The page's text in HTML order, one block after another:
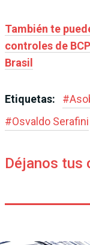
También te
controles de
Brasil
Etiquetas: #
#Osvaldo Serafini
Déjanos tus